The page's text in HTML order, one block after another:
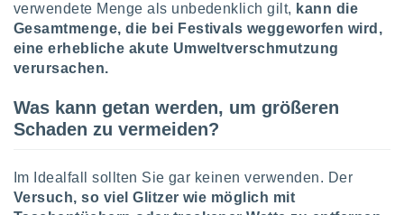
verwendete Menge als unbedenklich gilt, kann die
Gesamtmenge, die bei Festivals weggeworfen wird,
eine erhebliche akute Umweltverschmutzung
verursachen.
Was kann getan werden, um größeren
Schaden zu vermeiden?
Im Idealfall sollten Sie gar keinen verwenden. Der
Versuch, so viel Glitzer wie möglich mit